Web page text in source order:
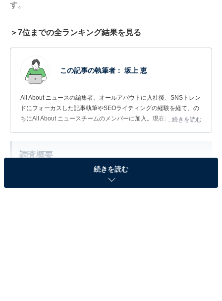
す。
＞7位までの全ランキング結果を見る
この記事の執筆者： 坂上 恵
All About ニュースの編集者。オールアバウトに入社後、SNSトレン
ドにフォーカスした記事執筆やSEOライティングの経験を経て、の
ちにAll About ニュースチームのメンバーに加入。現在は旅行・カル
...続きを読む
調査概要
調査期間：2026年6月17日
調査方法：インターネット調査
続きを読む